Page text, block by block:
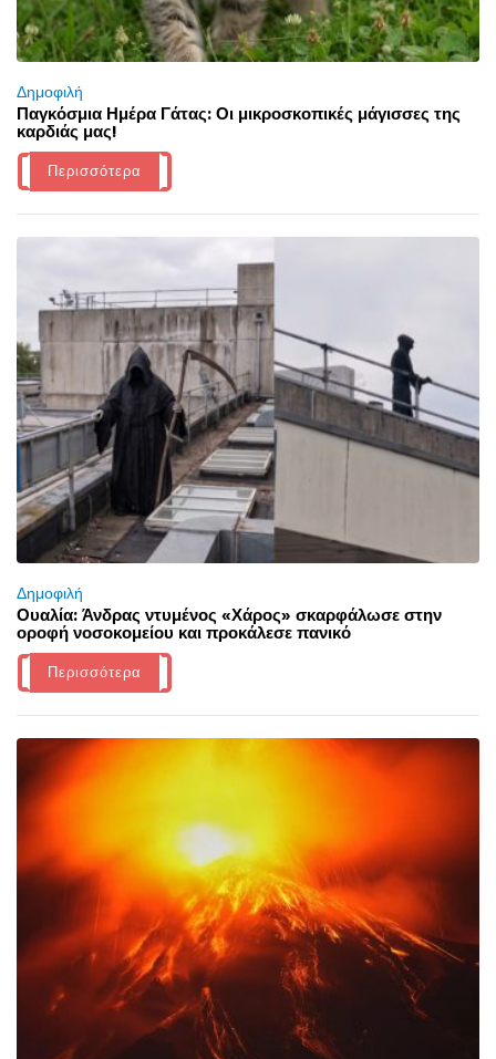
Δημοφιλή
Παγκόσμια Ημέρα Γάτας: Οι μικροσκοπικές μάγισσες της
καρδιάς μας!
Περισσότερα
Δημοφιλή
Ουαλία: Άνδρας ντυμένος «Χάρος» σκαρφάλωσε στην
οροφή νοσοκομείου και προκάλεσε πανικό
Περισσότερα